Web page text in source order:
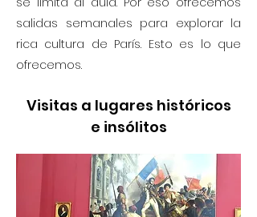
salidas semanales para explorar la
rica cultura de París. Esto es lo que
ofrecemos.
Visitas a lugares históricos
e insólitos